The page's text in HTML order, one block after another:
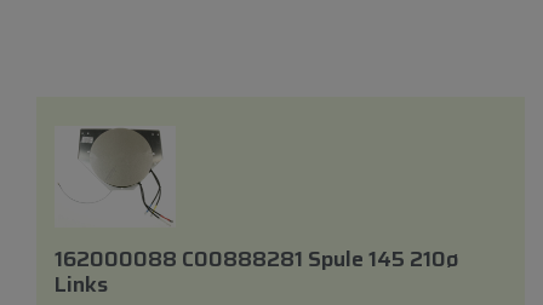
162000088 C00888281 Spule 145 210ø
Links